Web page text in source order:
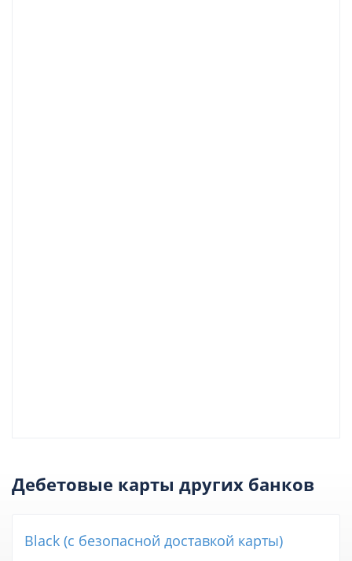
Дебетовые карты других банков
Black (с безопасной доставкой карты)